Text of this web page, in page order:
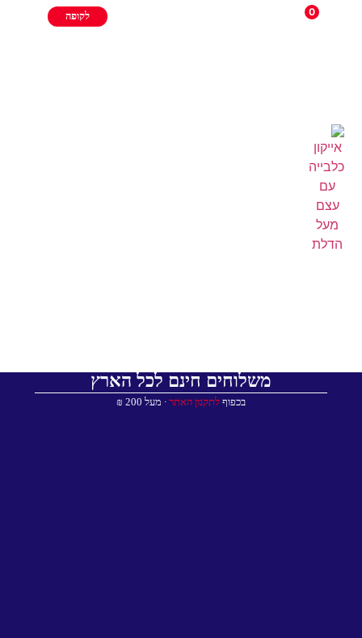
0 לקופה
משלוחים חינם לכל הארץ
בכפוף לתקנון האתר ∙ מעל 200 ₪